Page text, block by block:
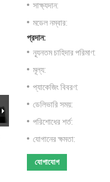
সাক্ষ্যদান:
মডেল নম্বার:
প্রদান:
ন্যূনতম চাহিদার পরিমাণ:
মূল্য:
প্যাকেজিং বিবরণ:
ডেলিভারি সময়:
পরিশোধের শর্ত:
যোগানের ক্ষমতা:
যোগাযোগ